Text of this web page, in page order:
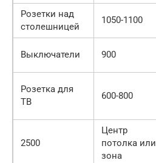
Розетки над
столешницей
1050-1100
Выключатели 900
Розетка для
ТВ
600-800
2500
Центр
потолка или
зона